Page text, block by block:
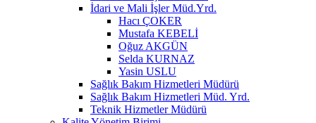
İdari ve Mali İşler Müd.Yrd.
Hacı ÇOKER
Mustafa KEBELİ
Oğuz AKGÜN
Selda KURNAZ
Yasin USLU
Sağlık Bakım Hizmetleri Müdürü
Sağlık Bakım Hizmetleri Müd. Yrd.
Teknik Hizmetler Müdürü